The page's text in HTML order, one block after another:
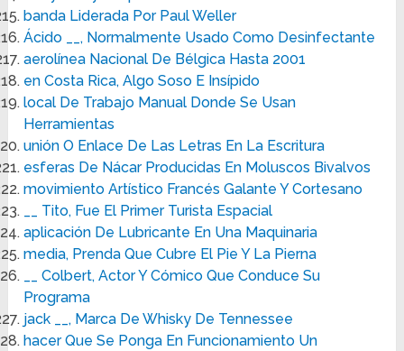
banda Liderada Por Paul Weller
Ácido __, Normalmente Usado Como Desinfectante
aerolínea Nacional De Bélgica Hasta 2001
en Costa Rica, Algo Soso E Insípido
local De Trabajo Manual Donde Se Usan
Herramientas
unión O Enlace De Las Letras En La Escritura
esferas De Nácar Producidas En Moluscos Bivalvos
movimiento Artístico Francés Galante Y Cortesano
__ Tito, Fue El Primer Turista Espacial
aplicación De Lubricante En Una Maquinaria
media, Prenda Que Cubre El Pie Y La Pierna
__ Colbert, Actor Y Cómico Que Conduce Su
Programa
jack __, Marca De Whisky De Tennessee
hacer Que Se Ponga En Funcionamiento Un